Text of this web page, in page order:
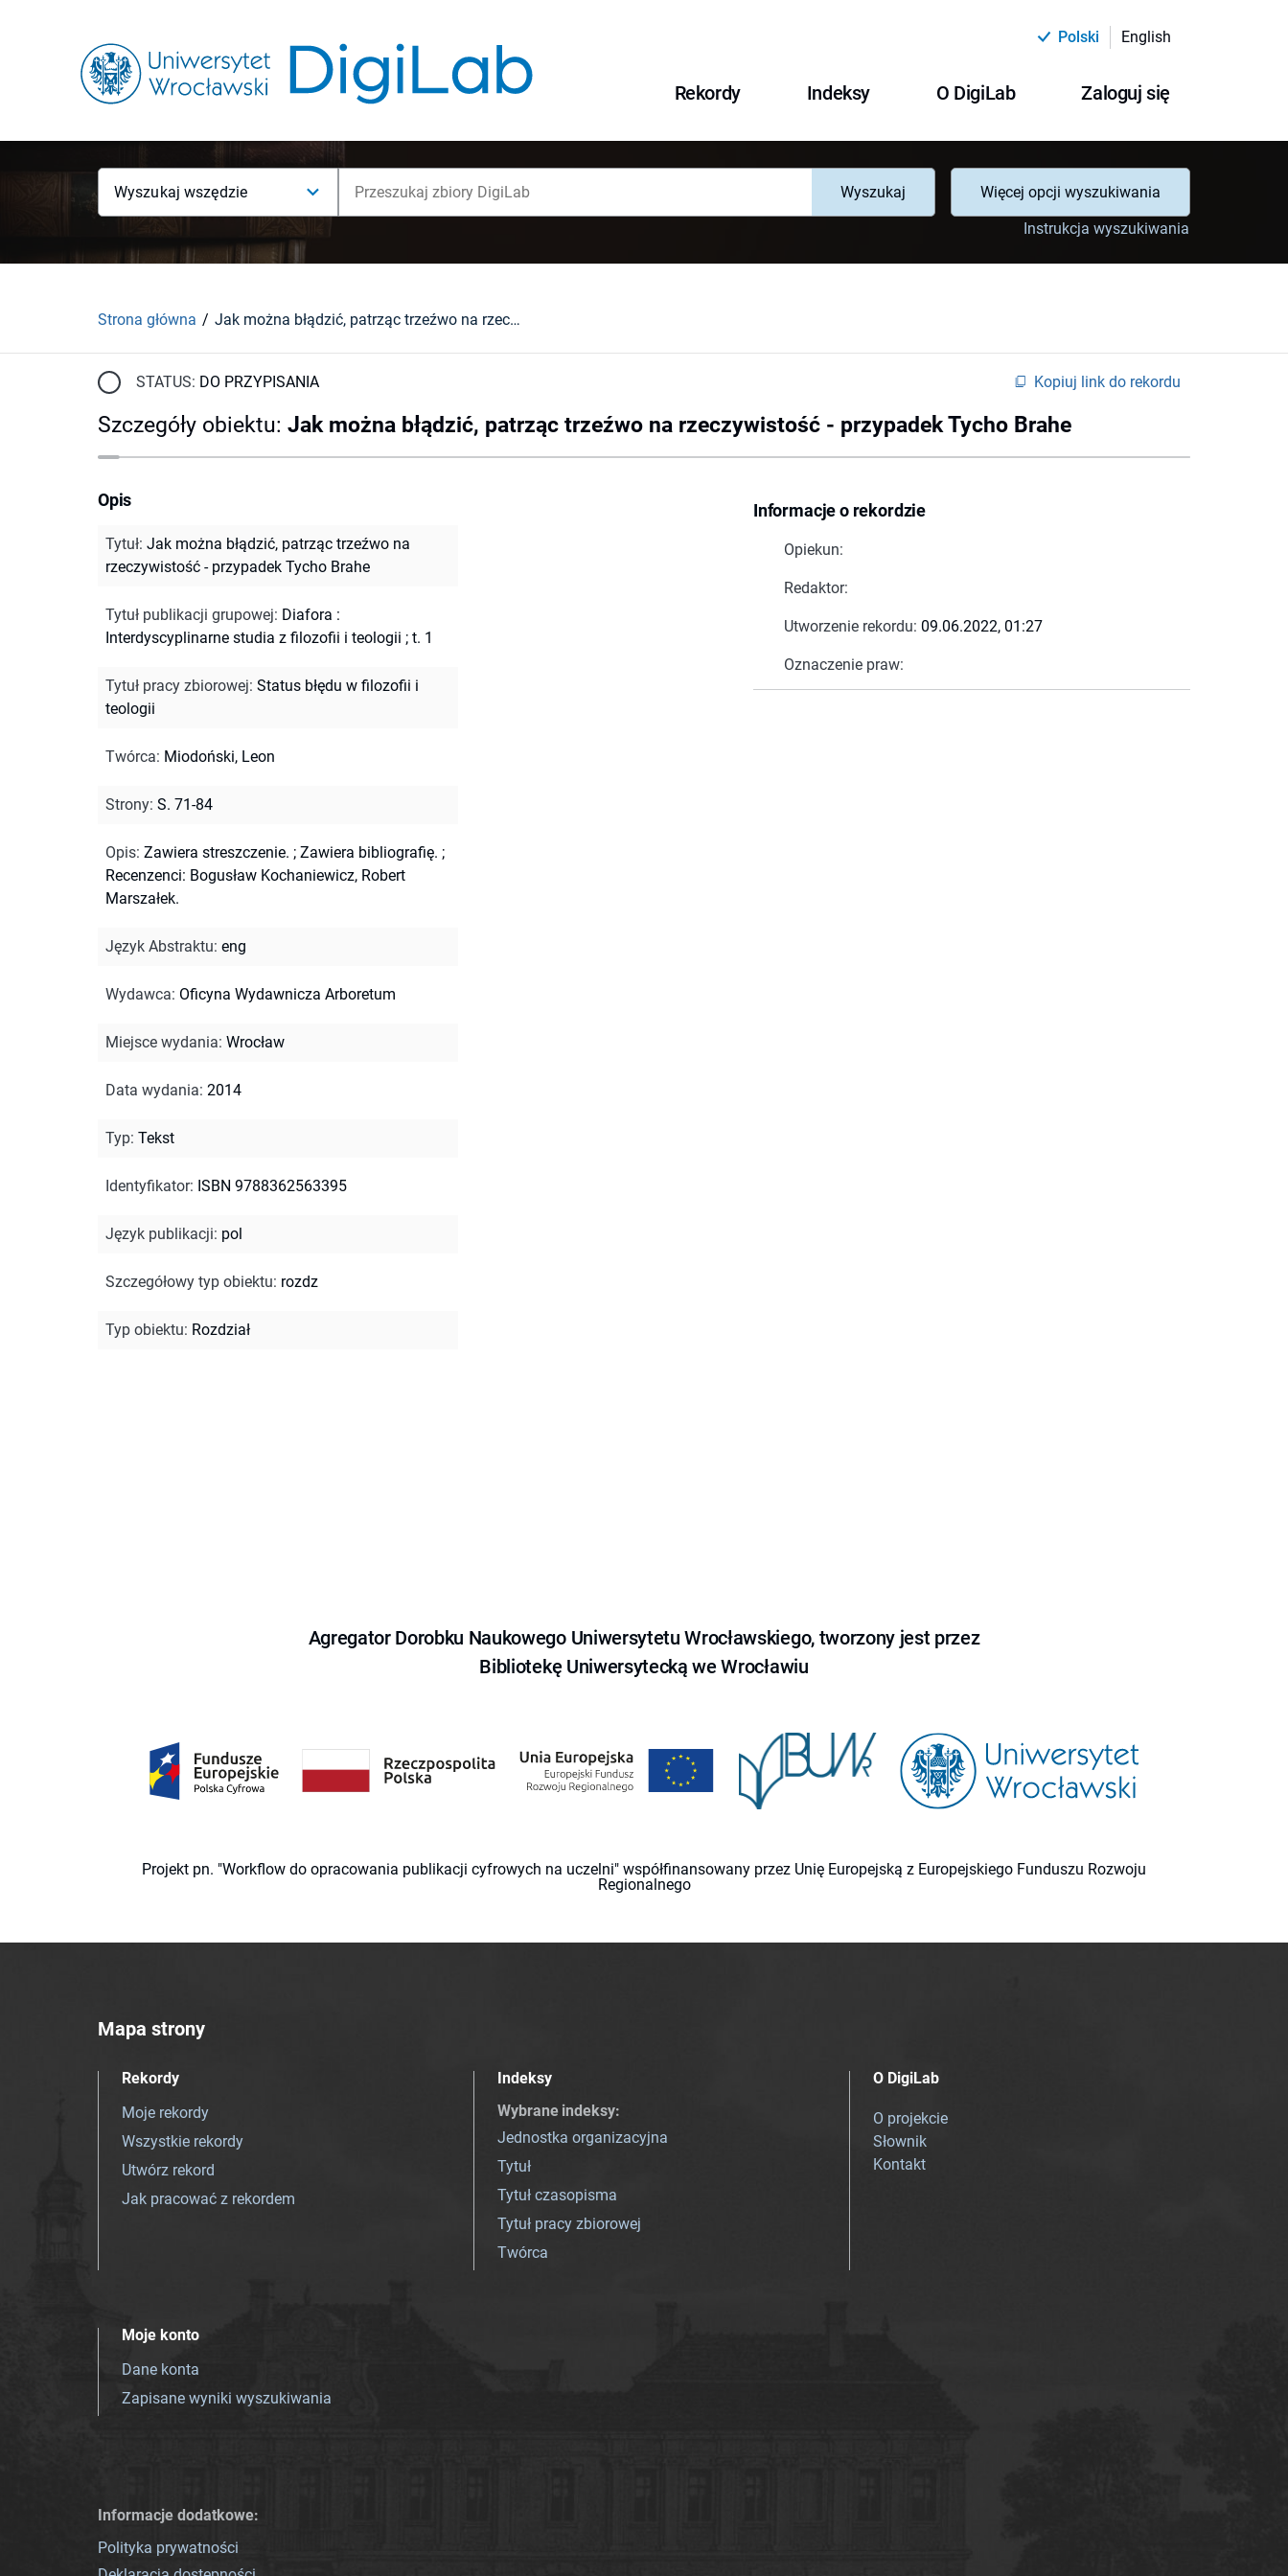
Polski English
Rekordy Indeksy O DigiLab Zaloguj się
Wyszukaj wszędzie Wyszukaj
Więcej opcji wyszukiwania
Instrukcja wyszukiwania
Strona główna Jak można błądzić, patrząc trzeźwo na rzeczywistość - przypadek Tycho Brahe
STATUS: DO PRZYPISANIA Kopiuj link do rekordu
Szczegóły obiektu: Jak można błądzić, patrząc trzeźwo na rzeczywistość - przypadek Tycho Brahe
Informacje o rekordzie
Opiekun:
Redaktor:
Utworzenie rekordu: 09.06.2022, 01:27
Oznaczenie praw:
Opis
Tytuł: Jak można błądzić, patrząc trzeźwo na
rzeczywistość - przypadek Tycho Brahe
Tytuł publikacji grupowej: Diafora :
Interdyscyplinarne studia z filozofii i teologii ; t. 1
Tytuł pracy zbiorowej: Status błędu w filozofii i
teologii
Twórca: Miodoński, Leon
Strony: S. 71-84
Opis: Zawiera streszczenie. ; Zawiera bibliografię. ;
Recenzenci: Bogusław Kochaniewicz, Robert
Marszałek.
Język Abstraktu: eng
Wydawca: Oficyna Wydawnicza Arboretum
Miejsce wydania: Wrocław
Data wydania: 2014
Typ: Tekst
Identyfikator: ISBN 9788362563395
Język publikacji: pol
Szczegółowy typ obiektu: rozdz
Typ obiektu: Rozdział
Agregator Dorobku Naukowego Uniwersytetu Wrocławskiego, tworzony jest przez
Bibliotekę Uniwersytecką we Wrocławiu
Projekt pn. "Workflow do opracowania publikacji cyfrowych na uczelni" współfinansowany przez Unię Europejską z Europejskiego Funduszu Rozwoju
Regionalnego
Mapa strony
Rekordy
Moje rekordy
Wszystkie rekordy
Utwórz rekord
Jak pracować z rekordem
Indeksy
Wybrane indeksy:
Jednostka organizacyjna
Tytuł
Tytuł czasopisma
Tytuł pracy zbiorowej
Twórca
O DigiLab
O projekcie
Słownik
Kontakt
Moje konto
Dane konta
Zapisane wyniki wyszukiwania
Informacje dodatkowe:
Polityka prywatności